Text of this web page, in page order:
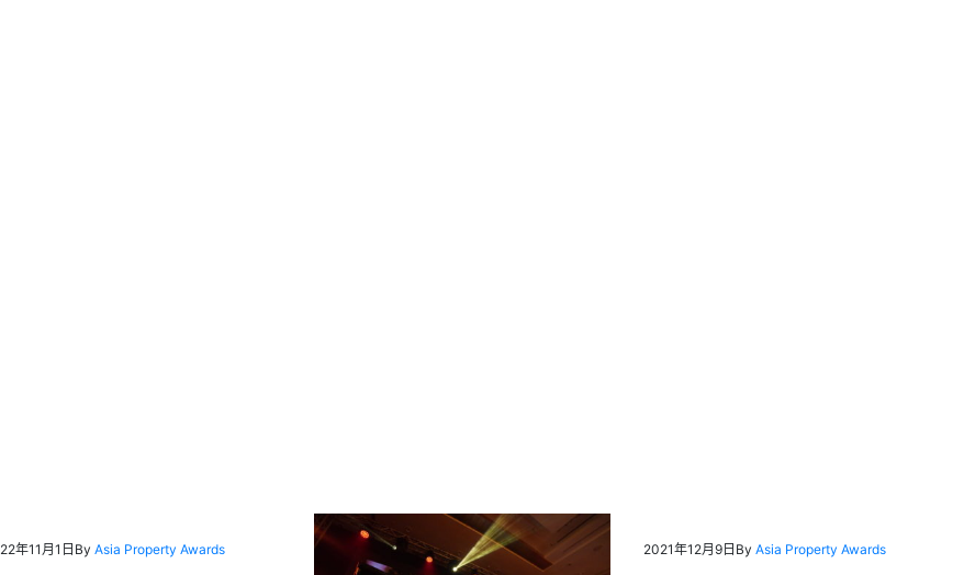
年11月1日 By Asia Property Awards 2021年12月9日 ByAsia Property Awards